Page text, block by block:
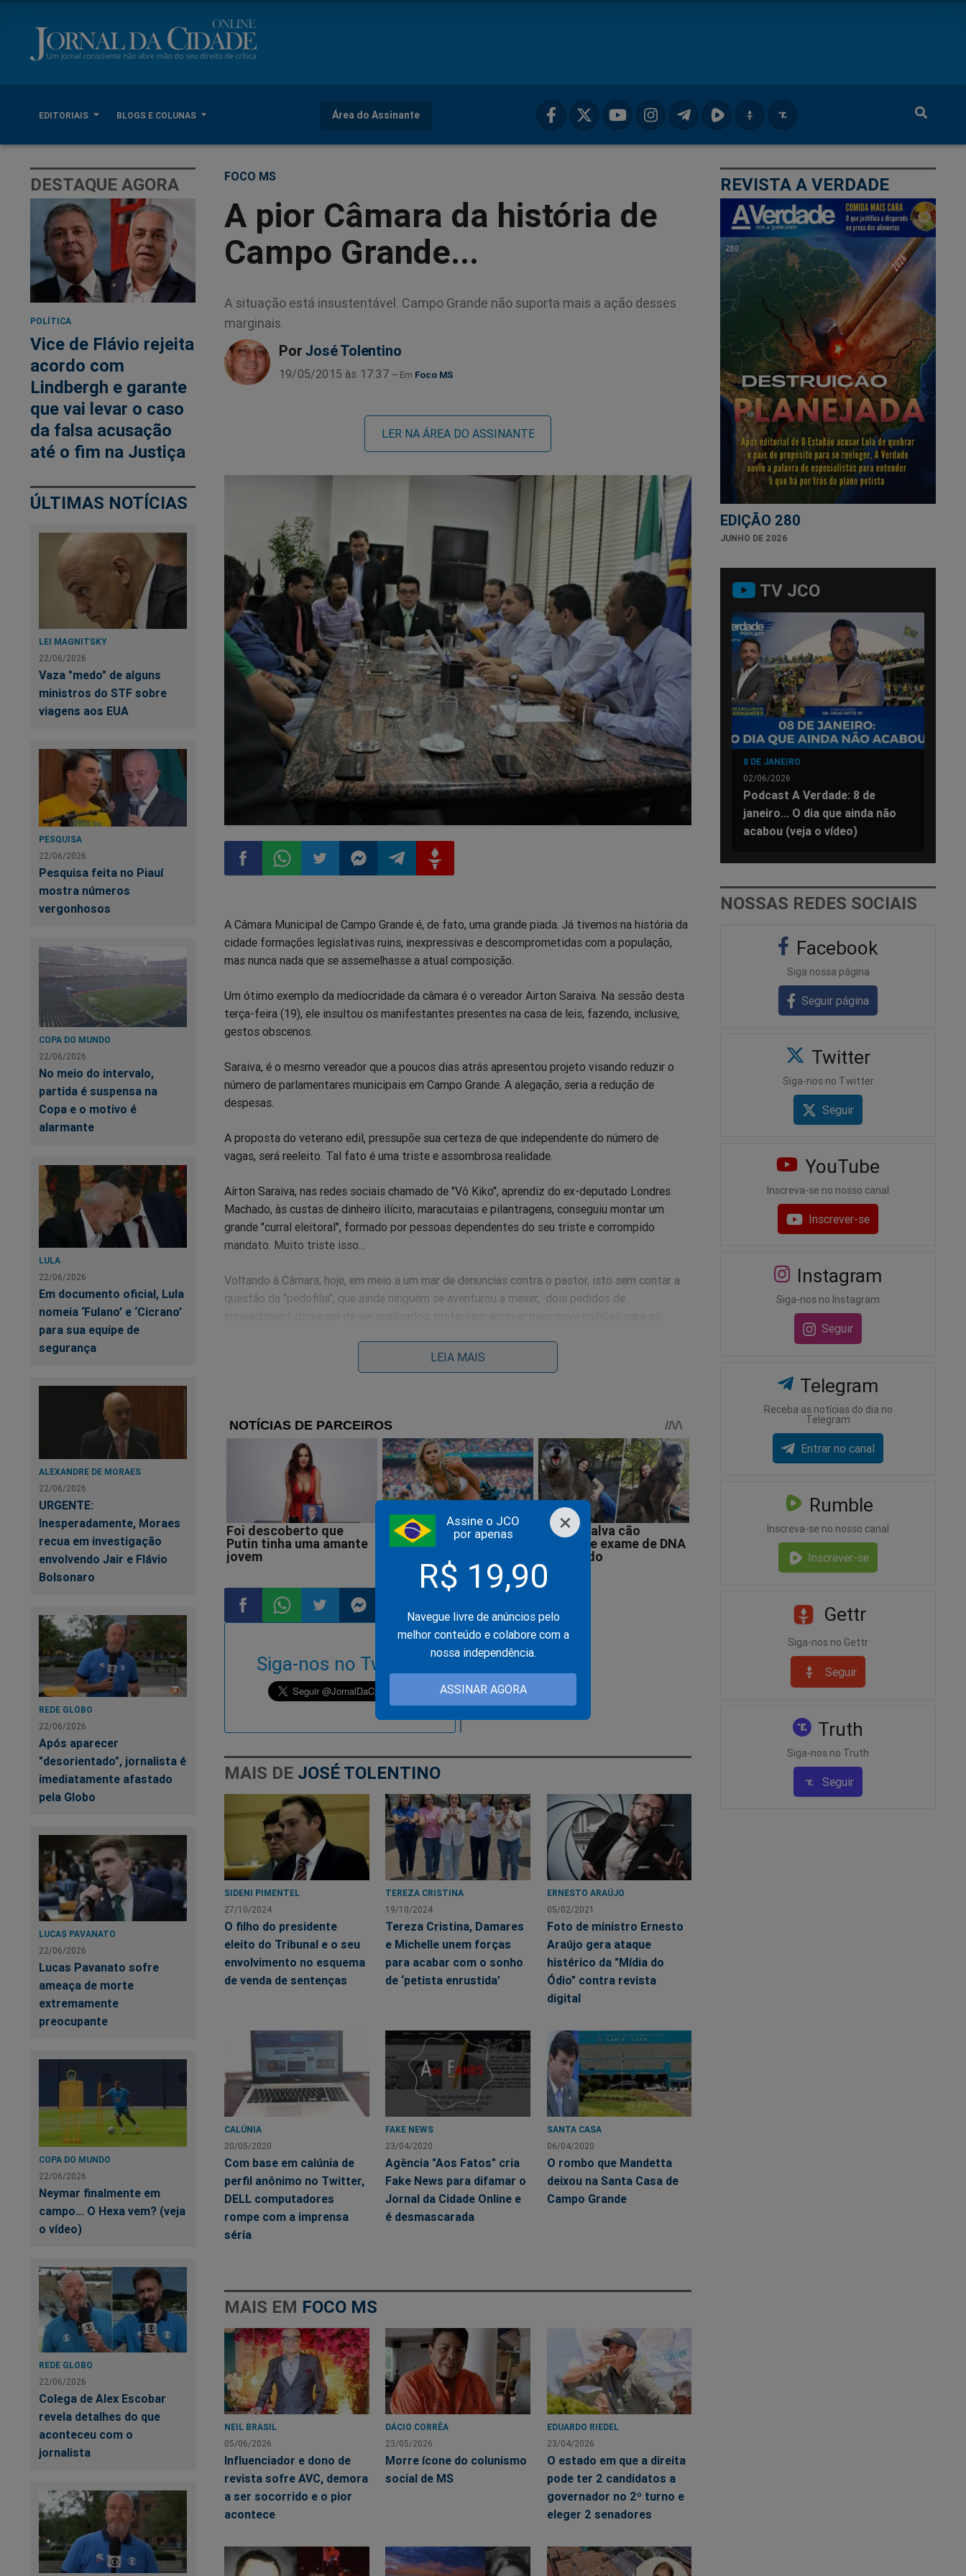
EDITORIAIS BLOGS E COLUNAS Área do Assinante
×
Assine o JCO
por apenas
R$ 19,90
Navegue livre de anúncios pelo
melhor conteúdo e colabore com a
nossa independência.
ASSINAR AGORA
DESTAQUE AGORA
POLÍTICA
Vice de Flávio rejeita
acordo com
Lindbergh e garante
que vai levar o caso
da falsa acusação
até o fim na Justiça
ÚLTIMAS NOTÍCIAS
LEI MAGNITSKY
22/06/2026
Vaza "medo" de alguns
ministros do STF sobre
viagens aos EUA
PESQUISA
22/06/2026
Pesquisa feita no Piauí
mostra números
vergonhosos
COPA DO MUNDO
22/06/2026
No meio do intervalo,
partida é suspensa na
Copa e o motivo é
alarmante
LULA
22/06/2026
Em documento oficial, Lula
nomeia ‘Fulano’ e ‘Cicrano’
para sua equipe de
segurança
ALEXANDRE DE MORAES
22/06/2026
URGENTE:
Inesperadamente, Moraes
recua em investigação
envolvendo Jair e Flávio
Bolsonaro
REDE GLOBO
22/06/2026
Após aparecer
"desorientado", jornalista é
imediatamente afastado
pela Globo
LUCAS PAVANATO
22/06/2026
Lucas Pavanato sofre
ameaça de morte
extremamente
preocupante
COPA DO MUNDO
22/06/2026
Neymar finalmente em
campo... O Hexa vem? (veja
o vídeo)
REDE GLOBO
22/06/2026
Colega de Alex Escobar
revela detalhes do que
aconteceu com o
jornalista
FOCO MS
A pior Câmara da história de
Campo Grande...
A situação está insustentável. Campo Grande não suporta mais a ação desses
marginais.
Por José Tolentino
19/05/2015 às 17:37 Foco MS
LER NA ÁREA DO ASSINANTE
no
Facebook
no
Whatsapp
no
Twitter
no
Messenger
no
Telegram
no
Gettr
A Câmara Municipal de Campo Grande é, de fato, uma grande piada. Já tivemos na história da
cidade formações legislativas ruins, inexpressivas e descomprometidas com a população,
mas nunca nada que se assemelhasse a atual composição.
Um ótimo exemplo da mediocridade da câmara é o vereador Airton Saraiva. Na sessão desta
terça-feira (19), ele insultou os manifestantes presentes na casa de leis, fazendo, inclusive,
gestos obscenos.
Saraiva, é o mesmo vereador que a poucos dias atrás apresentou projeto visando reduzir o
número de parlamentares municipais em Campo Grande. A alegação, seria a redução de
despesas.
A proposta do veterano edil, pressupõe sua certeza de que independente do número de
vagas, será reeleito. Tal fato é uma triste e assombrosa realidade.
Aírton Saraiva, nas redes sociais chamado de "Vô Kiko", aprendiz do ex-deputado Londres
Machado, às custas de dinheiro ilícito, maracutaias e pilantragens, conseguiu montar um
grande "curral eleitoral", formado por pessoas dependentes do seu triste e corrompido
mandato. Muito triste isso...
Voltando à Câmara, hoje, em meio a um mar de denuncias contra o pastor, isto sem contar a
questão da "pedofilia", que ainda ninguém se aventurou a mexer, dois pedidos de
Os cofres do Olarte... pelo visto compartilhado pelo Vô Kiko, pelo Zé Carioca e por um plêiade
A situação está insustentável. Campo Grande não suporta mais a ação desses marginais.
A Justiça precisa se manifestar.
José Tolentino
Editor do Jornal da Cidade.
LEIA MAIS
no
no
Compartilhar
no
Messenger
Compartilhar
no
Telegram
Compartilhar
no
Gettr
Siga-nos no Twitter!
MAIS DE JOSÉ TOLENTINO
SIDENI PIMENTEL
27/10/2024
O filho do presidente
eleito do Tribunal e o seu
envolvimento no esquema
de venda de sentenças
TEREZA CRISTINA
19/10/2024
Tereza Cristina, Damares
e Michelle unem forças
para acabar com o sonho
de ‘petista enrustida’
ERNESTO ARAÚJO
05/02/2021
Foto de ministro Ernesto
Araújo gera ataque
histérico da "Mídia do
Ódio" contra revista
digital
CALÚNIA
20/05/2020
Com base em calúnia de
perfil anônimo no Twitter,
DELL computadores
rompe com a imprensa
séria
FAKE NEWS
23/04/2020
Agência "Aos Fatos" cria
Fake News para difamar o
Jornal da Cidade Online e
é desmascarada
SANTA CASA
06/04/2020
O rombo que Mandetta
deixou na Santa Casa de
Campo Grande
MAIS EM FOCO MS
NEIL BRASIL
05/06/2026
Influenciador e dono de
revista sofre AVC, demora
a ser socorrido e o pior
acontece
DÁCIO CORRÊA
23/05/2026
Morre ícone do colunismo
social de MS
EDUARDO RIEDEL
23/04/2026
O estado em que a direita
pode ter 2 candidatos a
governador no 2º turno e
eleger 2 senadores
REVISTA A VERDADE
EDIÇÃO 280
JUNHO DE 2026
TV JCO
8 DE JANEIRO
02/06/2026
Podcast A Verdade: 8 de
janeiro... O dia que ainda não
acabou (veja o vídeo)
NOSSAS REDES SOCIAIS
Facebook
Siga nossa página
Seguir página
Twitter
Siga-nos no Twitter
Seguir
YouTube
Inscreva-se no nosso canal
Inscrever-se
Instagram
Siga-nos no Instagram
Seguir
Telegram
Receba as notícias do dia no
Telegram
Entrar no canal
Rumble
Inscreva-se no nosso canal
Inscrever-se
Gettr
Siga-nos no Gettr
Seguir
Truth
Siga-nos no Truth
Seguir